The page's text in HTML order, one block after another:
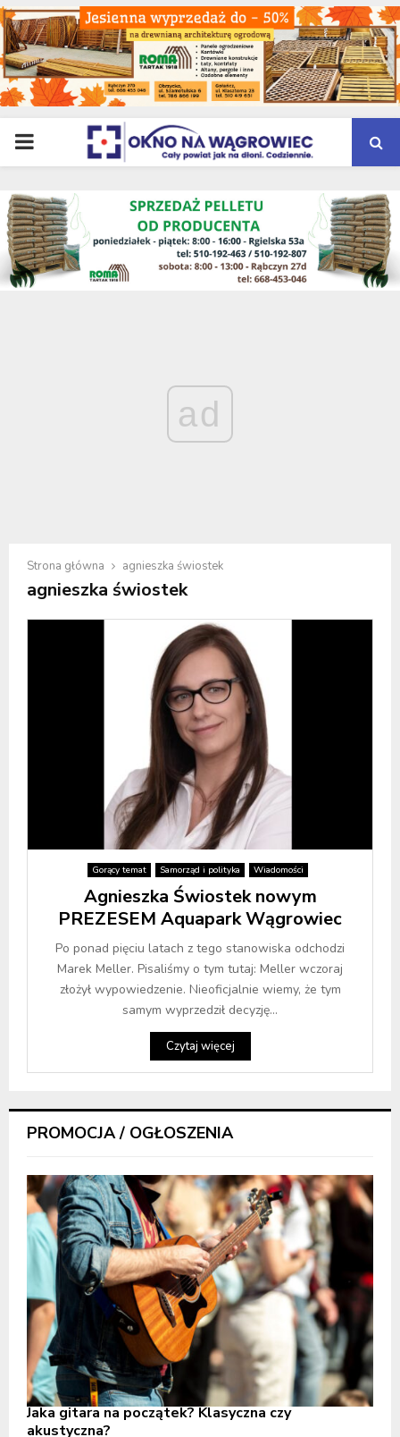
PRIMARY
MENU
ad
Strona główna agnieszka świostek
agnieszka świostek
Gorący temat Samorząd i polityka Wiadomości
Agnieszka Świostek nowym
PREZESEM Aquapark Wągrowiec
Po ponad pięciu latach z tego stanowiska odchodzi
Marek Meller. Pisaliśmy o tym tutaj: Meller wczoraj
złożył wypowiedzenie. Nieoficjalnie wiemy, że tym
samym wyprzedził decyzję...
Czytaj więcej
PROMOCJA / OGŁOSZENIA
Jaka gitara na początek? Klasyczna czy
akustyczna?